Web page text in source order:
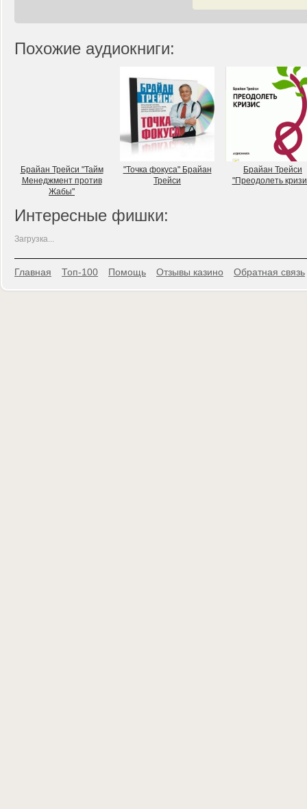
Похожие аудиокниги:
Брайан Трейси "Тайм
Менеджмент против
Жабы"
"Точка фокуса" Брайан
Трейси
Брайан Трейси
"Преодолеть
Интересные фишки:
Загрузка...
Главная Топ-100 Помощь Отзывы казино Обратная связь